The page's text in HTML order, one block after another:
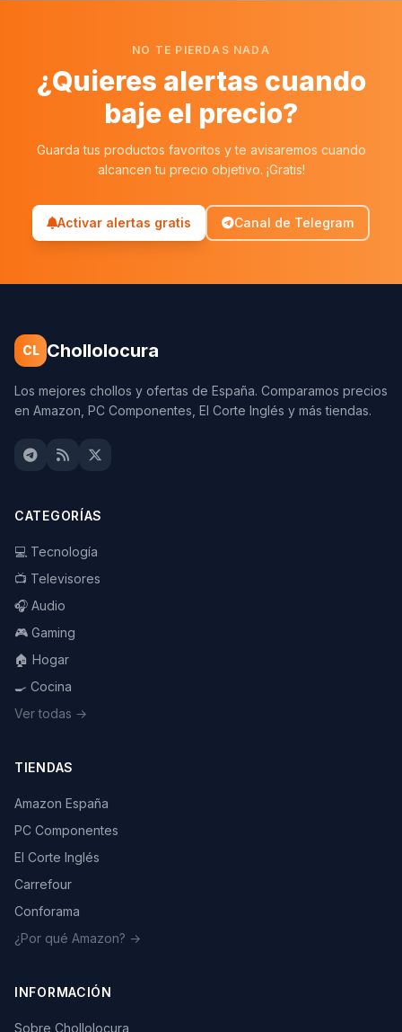
NO TE PIERDAS NADA
¿Quieres alertas cuando
baje el precio?
Guarda tus productos favoritos y te avisaremos cuando
alcancen tu precio objetivo. ¡Gratis!
Activar alertas gratis Canal de Telegram
CL Chollolocura
Los mejores chollos y ofertas de España. Comparamos precios
en Amazon, PC Componentes, El Corte Inglés y más tiendas.
CATEGORÍAS
💻 Tecnología
📺 Televisores
🎧 Audio
🎮 Gaming
🏠 Hogar
🍳 Cocina
Ver todas →
TIENDAS
Amazon España
PC Componentes
El Corte Inglés
Carrefour
Conforama
¿Por qué Amazon? →
INFORMACIÓN
Sobre Chollolocura